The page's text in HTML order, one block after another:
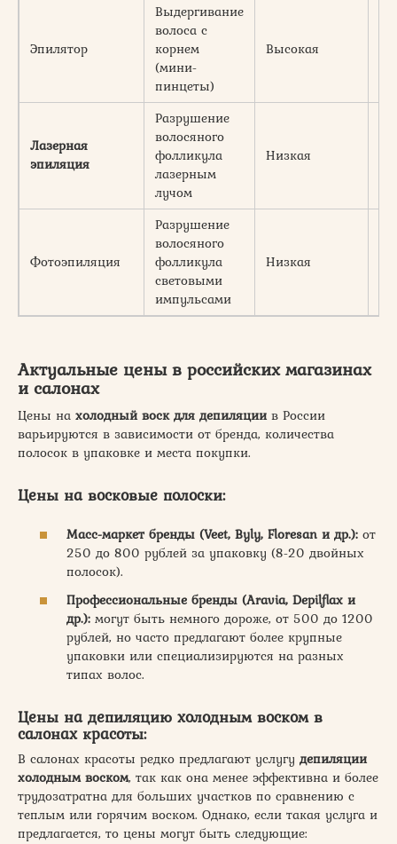
Эпилятор
Выдергивание
волоса с
корнем
(мини-
пинцеты)
Высокая
Лазерная
эпиляция
Разрушение
волосяного
фолликула
лазерным
лучом
Низкая
Фотоэпиляция
Разрушение
волосяного
фолликула
световыми
импульсами
Низкая
Актуальные цены в российских магазинах
и салонах
Цены на холодный воск для депиляциив России
варьируются в зависимости от бренда, количества
полосок в упаковке и места покупки.
Цены на восковые полоски:
Масс-маркет бренды (Veet, Byly, Floresan и др.): от
250 до 800 рублей за упаковку (8-20 двойных
полосок).
Профессиональные бренды (Aravia, Depilflax и
др.): могут быть немного дороже, от 500 до 1200
рублей, но часто предлагают более крупные
упаковки или специализируются на разных
типах волос.
Цены на депиляцию холодным воском в
салонах красоты:
В салонах красоты редко предлагают услугу депиляции
холодным воском, так как она менее эффективна и более
трудозатратна для больших участков по сравнению с
теплым или горячим воском. Однако, если такая услуга и
предлагается, то цены могут быть следующие: